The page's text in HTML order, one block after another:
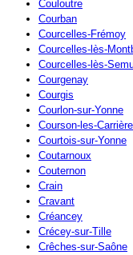
Couloutre
Courban
Courcelles-Frémoy
Courcelles-lès-
Courcelles-lès-
Courgenay
Courgis
Courlon-sur-Yonne
Courson-les-
Courtois-sur-Yonne
Coutarnoux
Couternon
Crain
Cravant
Créancey
Crécey-sur-Tille
Crêches-sur-Saône